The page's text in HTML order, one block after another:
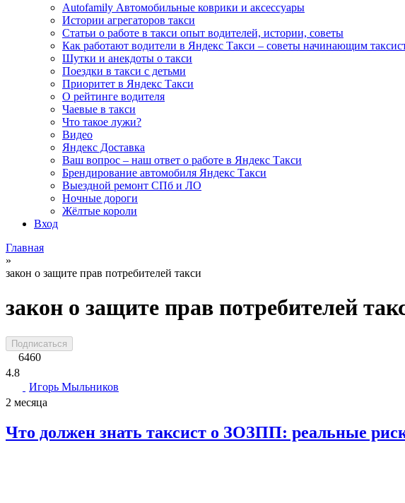
Autofamily Автомобильные коврики и аксессуары
Истории агрегаторов такси
Статьи о работе в такси опыт водителей, истории, советы
Как работают водители в Яндекс Такси – советы начинающим
Шутки и анекдоты о такси
Поездки в такси с детьми
Приоритет в Яндекс Такси
О рейтинге водителя
Чаевые в такси
Что такое лужи?
Видео
Яндекс Доставка
Ваш вопрос – наш ответ о работе в Яндекс Такси
Брендирование автомобиля Яндекс Такси
Выездной ремонт СПб и ЛО
Ночные дороги
Жёлтые короли
Вход
Главная
»
закон о защите прав потребителей такси
закон о защите прав потребителей
Подписаться
6460
4.8
Игорь Мыльников
2 месяца
Что должен знать таксист о ЗОЗПП: реальные